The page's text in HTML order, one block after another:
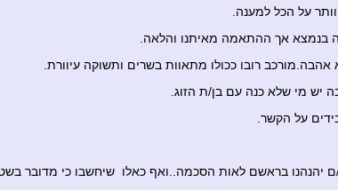
על הכל למענה.
אך ההתאמה מאיתנו והלאה.
רובו ככולו מתאוות בשרים ותשוקה עיוורת.
יש מי שלא כנה עם בן/ת הזוג.
על הקשר.
ם יהנהנו בראשם לאות הסכמה..ואף כאלו שיחשבו כי מדובר